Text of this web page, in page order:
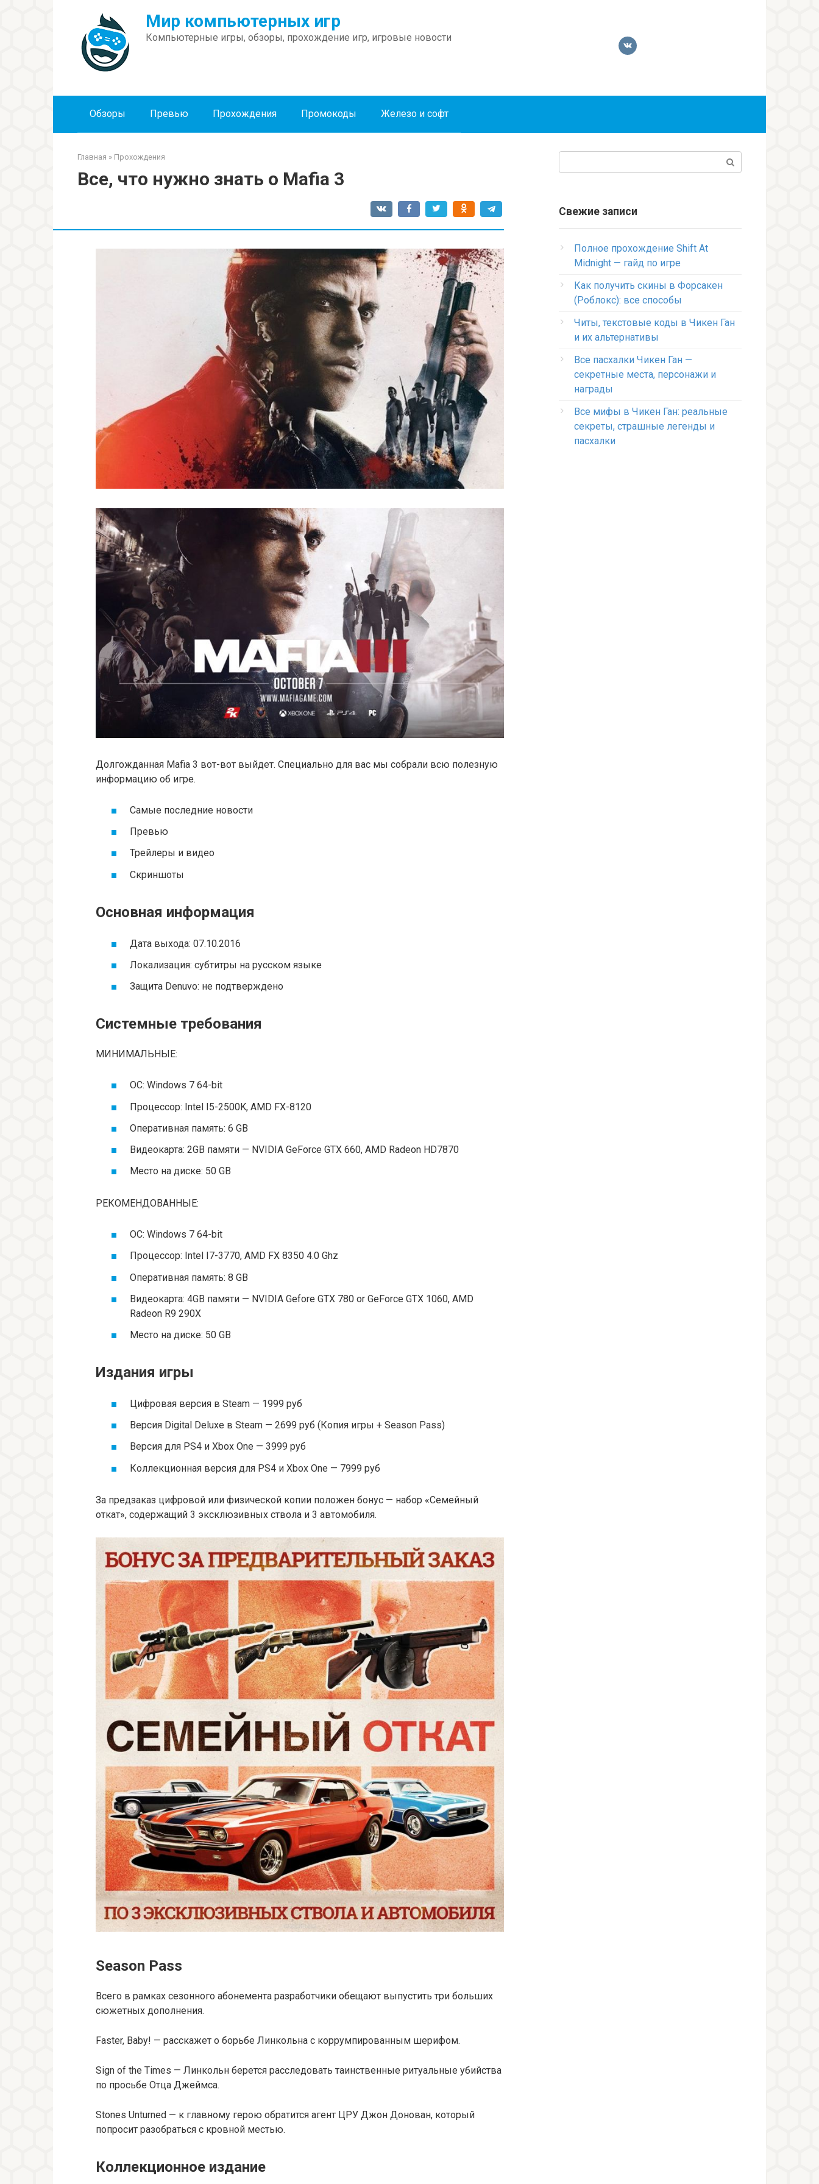
Мир компьютерных игр
Компьютерные игры, обзоры, прохождение игр, игровые новости
Обзоры Превью Прохождения Промокоды Железо и софт
Главная » Прохождения
Все, что нужно знать о Mafia 3
Долгожданная Mafia 3 вот-вот выйдет. Специально для вас мы собрали всю полезную
информацию об игре.
Самые последние новости
Превью
Трейлеры и видео
Скриншоты
Основная информация
Дата выхода: 07.10.2016
Локализация: субтитры на русском языке
Защита Denuvo: не подтверждено
Системные требования
МИНИМАЛЬНЫЕ:
ОС: Windows 7 64-bit
Процессор: Intel I5-2500K, AMD FX-8120
Оперативная память: 6 GB
Видеокарта: 2GB памяти — NVIDIA GeForce GTX 660, AMD Radeon HD7870
Место на диске: 50 GB
РЕКОМЕНДОВАННЫЕ:
ОС: Windows 7 64-bit
Процессор: Intel I7-3770, AMD FX 8350 4.0 Ghz
Оперативная память: 8 GB
Видеокарта: 4GB памяти — NVIDIA Gefore GTX 780 or GeForce GTX 1060, AMD
Radeon R9 290X
Место на диске: 50 GB
Издания игры
Цифровая версия в Steam — 1999 руб
Версия Digital Deluxe в Steam — 2699 руб (Копия игры + Season Pass)
Версия для PS4 и Xbox One — 3999 руб
Коллекционная версия для PS4 и Xbox One — 7999 руб
За предзаказ цифровой или физической копии положен бонус — набор «Семейный
откат», содержащий 3 эксклюзивных ствола и 3 автомобиля.
Season Pass
Всего в рамках сезонного абонемента разработчики обещают выпустить три больших
сюжетных дополнения.
Faster, Baby! — расскажет о борьбе Линкольна с коррумпированным шерифом.
Sign of the Times — Линкольн берется расследовать таинственные ритуальные убийства
по просьбе Отца Джеймса.
Stones Unturned — к главному герою обратится агент ЦРУ Джон Донован, который
попросит разобраться с кровной местью.
Коллекционное издание
Свежие записи
Полное прохождение Shift At
Midnight — гайд по игре
Как получить скины в Форсакен
(Роблокс): все способы
Читы, текстовые коды в Чикен Ган
и их альтернативы
Все пасхалки Чикен Ган —
секретные места, персонажи и
награды
Все мифы в Чикен Ган: реальные
секреты, страшные легенды и
пасхалки